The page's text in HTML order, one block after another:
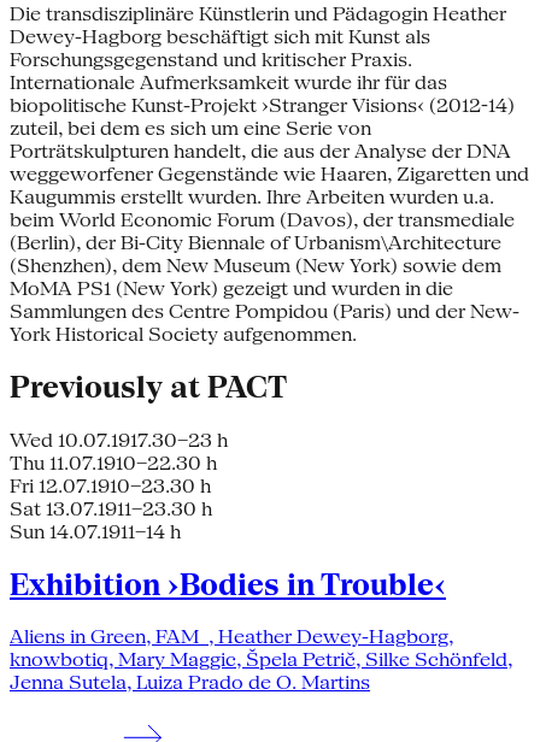
Die transdisziplinäre Künstlerin und Pädagogin Heather
Dewey-Hagborg beschäftigt sich mit Kunst als
Forschungsgegenstand und kritischer Praxis.
Internationale Aufmerksamkeit wurde ihr für das
biopolitische Kunst-Projekt ›Stranger Visions‹ (2012-14)
zuteil, bei dem es sich um eine Serie von
Porträtskulpturen handelt, die aus der Analyse der DNA
weggeworfener Gegenstände wie Haaren, Zigaretten und
Kaugummis erstellt wurden. Ihre Arbeiten wurden u.a.
beim World Economic Forum (Davos), der transmediale
(Berlin), der Bi-City Biennale of Urbanism\Architecture
(Shenzhen), dem New Museum (New York) sowie dem
MoMA PS1 (New York) gezeigt und wurden in die
Sammlungen des Centre Pompidou (Paris) und der New-
York Historical Society aufgenommen.
Previously at PACT
Wed 10.07.1917.30–23 h
Thu 11.07.1910–22.30 h
Fri 12.07.1910–23.30 h
Sat 13.07.1911–23.30 h
Sun 14.07.1911–14 h
Exhibition ›Bodies in Trouble‹
Aliens in Green, FAM_, Heather Dewey-Hagborg,
knowbotiq, Mary Maggic, Špela Petrič, Silke Schönfeld,
Jenna Sutela, Luiza Prado de O. Martins